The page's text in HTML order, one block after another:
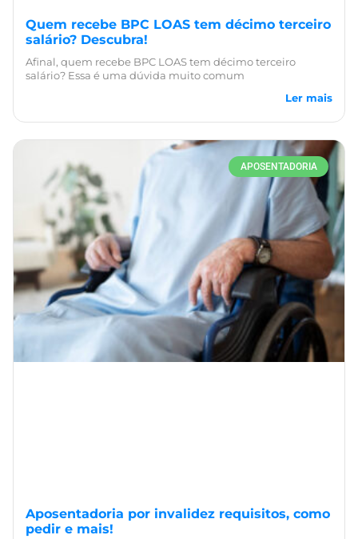
Quem recebe BPC LOAS tem décimo terceiro
salário? Descubra!
Afinal, quem recebe BPC LOAS tem décimo terceiro
salário? Essa é uma dúvida muito comum
Ler mais
APOSENTADORIA
Aposentadoria por invalidez requisitos, como
pedir e mais!